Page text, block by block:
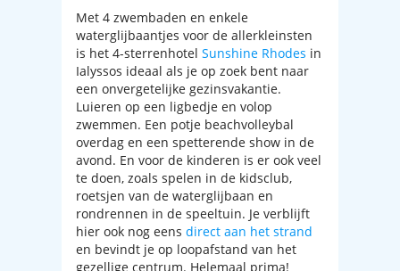
Met 4 zwembaden en enkele
waterglijbaantjes voor de allerkleinsten
is het 4-sterrenhotel Sunshine Rhodes in
Ialyssos ideaal als je op zoek bent naar
een onvergetelijke gezinsvakantie.
Luieren op een ligbedje en volop
zwemmen. Een potje beachvolleybal
overdag en een spetterende show in de
avond. En voor de kinderen is er ook veel
te doen, zoals spelen in de kidsclub,
roetsjen van de waterglijbaan en
rondrennen in de speeltuin. Je verblijft
hier ook nog eens direct aan het strand
en bevindt je op loopafstand van het
gezellige centrum. Helemaal prima!